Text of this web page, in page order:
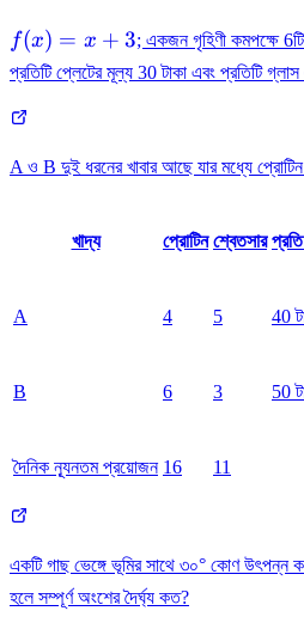
f(x)=x+3
f(x) = x + 3; একজন গৃহিণী কমপক্ষে
প্রতিটি প্লেটের মূল্য 30 টাকা এবং প্রতিটি
A ও B দুই ধরনের খাবার আছে যার মধ্যে
খাদ্য প্রোটিন শ্বেতসার
A 4 5 40
B 6 3 50
দৈনিক ন্যূনতম প্রয়োজন 16 11
একটি গাছ ভেঙ্গে ভূমির সাথে ৩০° কোণ উৎপন্ন
হলে সম্পূর্ণ অংশের দৈর্ঘ্য কত?